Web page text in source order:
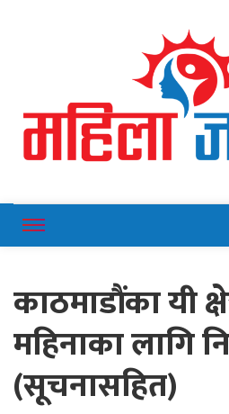
काठमाडौंका यी
महिनाका लागि
(सूचनासहित)